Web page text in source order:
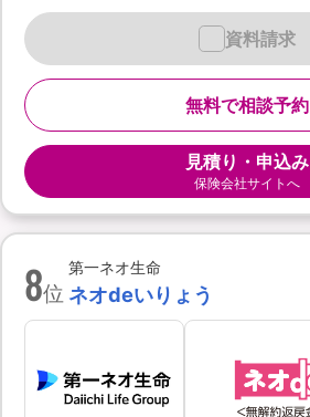
無料で相談予約
資料請求
見積り・申込み
保険会社サイトへ
8位
第一ネオ生命
ネオdeいりょう